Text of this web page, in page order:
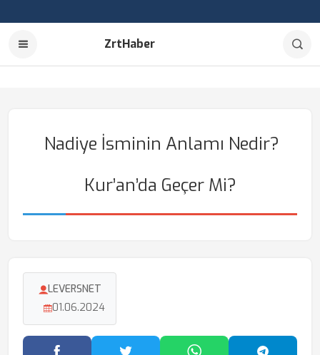
ZrtHaber
Nadiye İsminin Anlamı Nedir?
Kur’an’da Geçer Mi?
LEVERSNET
01.06.2024